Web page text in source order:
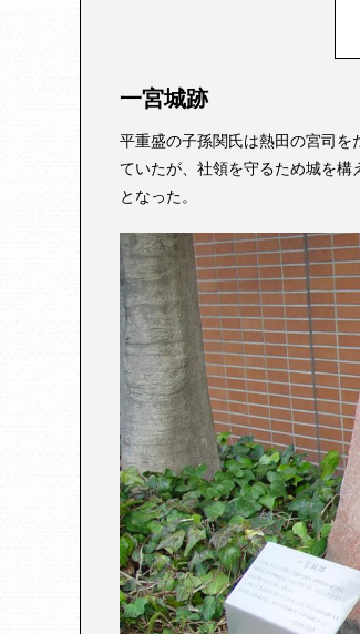
一宮城跡
平重盛の子孫関氏は熱田の宮司を
ていたが、社領を守るため城を
となった。